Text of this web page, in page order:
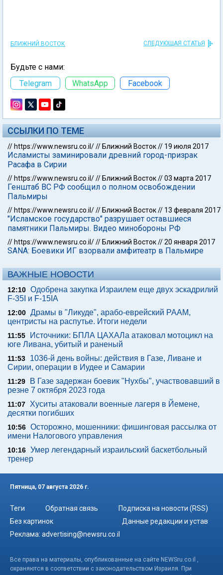
БЛИЖНИЙ ВОСТОК СЛЕДУЮЩАЯ СТАТЬЯ
Будьте с нами:
Telegram
WhatsApp Facebook
ССЫЛКИ ПО ТЕМЕ
// https://www.newsru.co.il/// Ближний Восток// 19 июля 2017
Исламисты заминировали древний город-призрак
Расафа в Сирии
// https://www.newsru.co.il/// Ближний Восток//03 марта 2017
Генштаб ВС РФ сообщил о полном освобождении
Пальмиры
// https://www.newsru.co.il/// Ближний Восток// 13 февраля 2017
"Исламское государство" разрушает оставшиеся
памятники Пальмиры. Видео минобороны РФ
// https://www.newsru.co.il/// Ближний Восток//20 января 2017
SANA: Боевики ИГ взорвали амфитеатр в Пальмире
ВАЖНЫЕ НОВОСТИ
12:10 Одобрена закупка Израилем еще двух эскадрилий
F-35I и F-15IA
12:00 Драмы в "Ликуде", арабо-еврейский РААМ,
центристы на распутье. Итоги недели
11:55
Источники: БПЛА ЦАХАЛа атаковал мотоцикл на
юге Ливана, убитый и раненый
11:53
1036-й день войны: действия в Газе, Ливане и
Сирии, операции в Иудее и Самарии
11:29
В Газе задержан боевик "Нухбы", участвовавший в
резне 7 октября 2023 года
11:07
Хуситы атаковали военные лагеря в Йемене,
десятки погибших
10:56 Осторожно, мошенники: фишинговая рассылка от
имени Налогового управления
10:16 Умер легендарный израильский баскетбольный
тренер
Пятница, 07 августа 2026 г.
Теги Обратная связь
Подписка на новости (RSS)
Без картинок
Данные редакции и устав
Реклама: advertising@newsru.co.il
Все права на материалы, опубликованные на сайте NEWSru.co.il ,
охраняются в соответствии с законодательством Израиля. При